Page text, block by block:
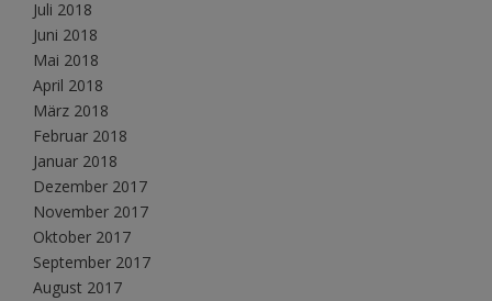
Juli 2018
Juni 2018
Mai 2018
April 2018
März 2018
Februar 2018
Januar 2018
Dezember 2017
November 2017
Oktober 2017
September 2017
August 2017